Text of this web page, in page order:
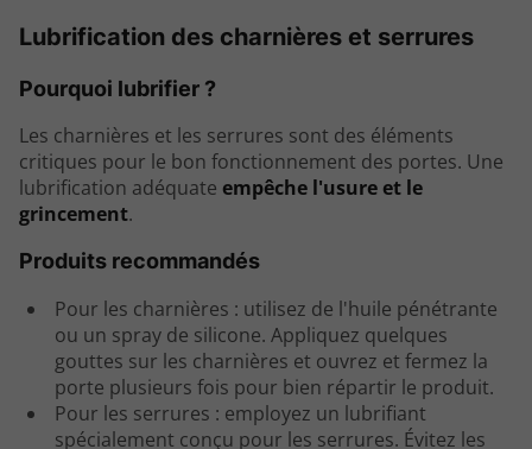
Lubrification des charnières et serrures
Pourquoi lubrifier ?
Les charnières et les serrures sont des éléments
critiques pour le bon fonctionnement des portes. Une
lubrification adéquate empêche l'usure et le
grincement.
Produits recommandés
Pour les charnières : utilisez de l'huile pénétrante
ou un spray de silicone. Appliquez quelques
gouttes sur les charnières et ouvrez et fermez la
porte plusieurs fois pour bien répartir le produit.
Pour les serrures : employez un lubrifiant
spécialement conçu pour les serrures. Évitez les